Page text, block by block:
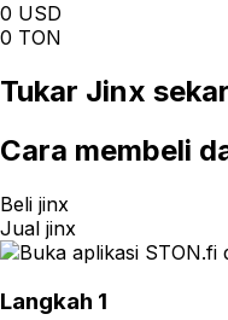
0 USD
0 TON
Tukar Jinx
Cara membeli
Beli jinx
Jual jinx
Langkah 1